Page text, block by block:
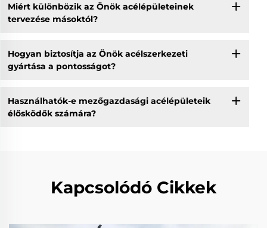
Miért különbözik az Önök acélépületeinek
tervezése másoktól?
Hogyan biztosítja az Önök acélszerkezeti
gyártása a pontosságot?
Használhatók-e mezőgazdasági acélépületeik
élősködők számára?
Kapcsolódó Cikkek